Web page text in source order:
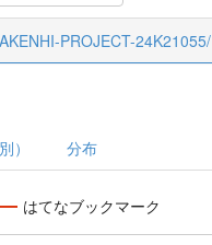
PROJECT-24K21055/
） 分布
はてなブックマーク